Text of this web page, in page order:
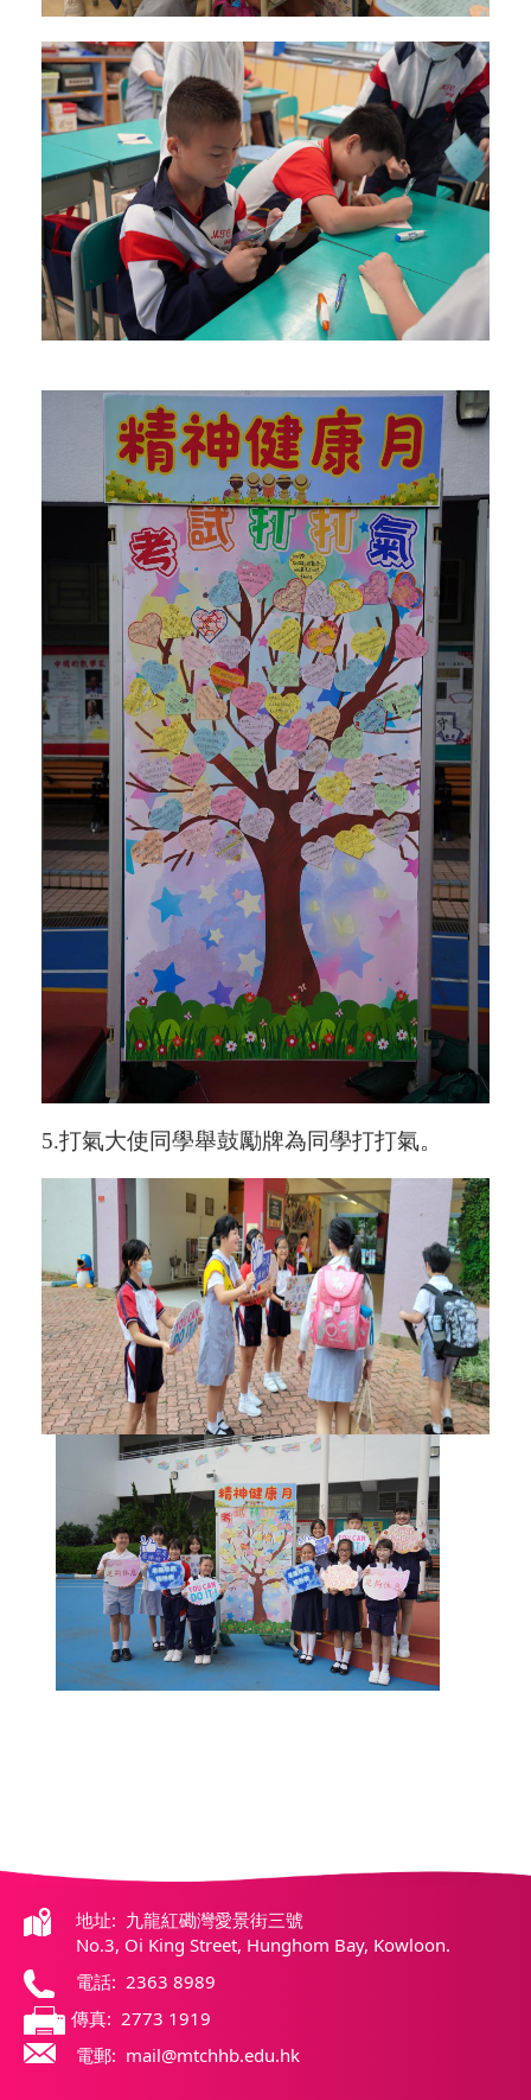
5.打氣大使同學舉鼓勵牌為同學打打氣。
地址: 九龍紅磡灣愛景街三號
No.3, Oi King Street, Hunghom Bay, Kowloon.
電話: 2363 8989
傳真: 2773 1919
電郵: mail@mtchhb.edu.hk